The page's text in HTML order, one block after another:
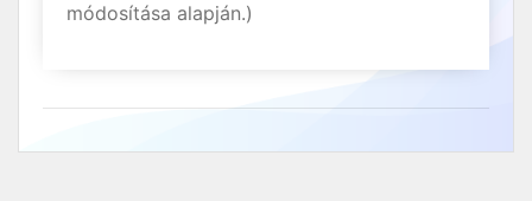
módosítása alapján.)